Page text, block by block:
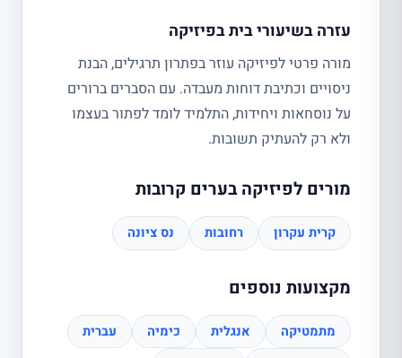
עזרה בשיעורי בית בפיזיקה
מורה פרטי לפיזיקה עוזר בפתרון תרגילים, הבנת
ניסויים וכתיבת דוחות מעבדה. עם הסברים ברורים
על נוסחאות ויחידות, התלמיד לומד לפתור בעצמו
ולא רק להעתיק תשובות.
מורים לפיזיקה בערים קרובות
קרית עקרון רחובות נס ציונה
מקצועות נוספים
מתמטיקה אנגלית כימיה
עברית